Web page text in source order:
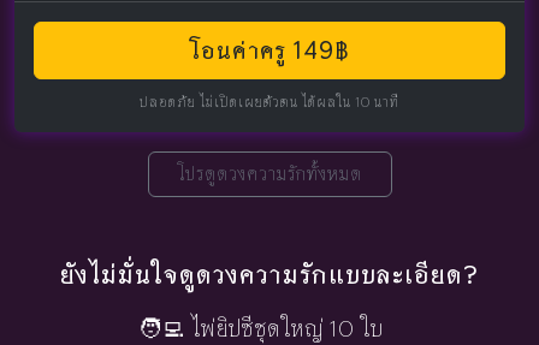
โอนค่าครู 149฿
ปลอดภัย ไม่เปิดเผยตัวตน ได้ผลใน 10 นาที
โปรดูดวงความรักทั้งหมด
ยังไม่มั่นใจดูดวงความรักแบบละเอียด?
🧑‍💻 ไพ่ยิปซีชุดใหญ่ 10 ใบ